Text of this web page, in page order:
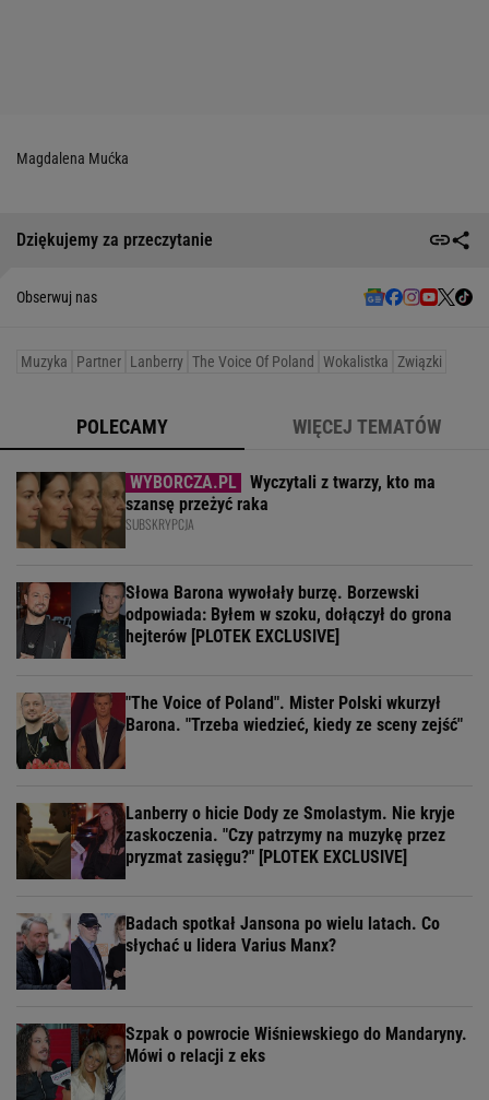
Magdalena Mućka
Dziękujemy za przeczytanie
Obserwuj nas
Muzyka Partner Lanberry The Voice Of Poland Wokalistka Związki
POLECAMY WIĘCEJ TEMATÓW
Wyczytali z twarzy, kto ma
szansę przeżyć raka
SUBSKRYPCJA
Słowa Barona wywołały burzę. Borzewski
odpowiada: Byłem w szoku, dołączył do grona
hejterów [PLOTEK EXCLUSIVE]
"The Voice of Poland". Mister Polski wkurzył
Barona. "Trzeba wiedzieć, kiedy ze sceny zejść"
Lanberry o hicie Dody ze Smolastym. Nie kryje
zaskoczenia. "Czy patrzymy na muzykę przez
pryzmat zasięgu?" [PLOTEK EXCLUSIVE]
Badach spotkał Jansona po wielu latach. Co
słychać u lidera Varius Manx?
Szpak o powrocie Wiśniewskiego do Mandaryny.
Mówi o relacji z eks